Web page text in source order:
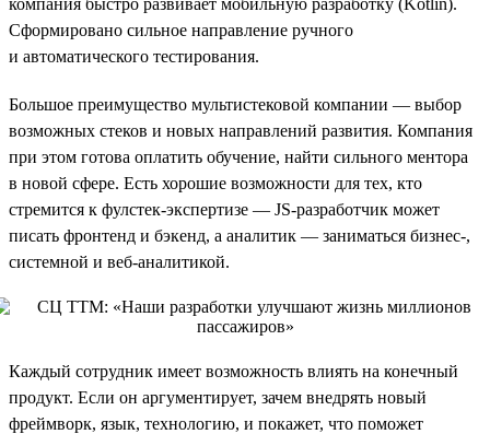
Сформировано сильное направление ручного
и автоматического тестирования.
Большое преимущество мультистековой компании — выбор
возможных стеков и новых направлений развития. Компания
при этом готова оплатить обучение, найти сильного ментора
в новой сфере. Есть хорошие возможности для тех, кто
стремится к фулстек-экспертизе — JS-разработчик может
писать фронтенд и бэкенд, а аналитик — заниматься бизнес-,
системной и веб-аналитикой.
Каждый сотрудник имеет возможность влиять на конечный
продукт. Если он аргументирует, зачем внедрять новый
фреймворк, язык, технологию, и покажет, что поможет